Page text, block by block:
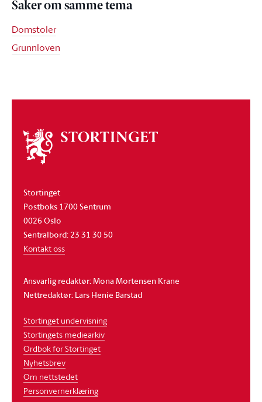
Saker om samme tema
Domstoler
Grunnloven
Om
stortinget
Stortinget
Postboks 1700 Sentrum
0026 Oslo
Sentralbord: 23 31 30 50
Kontakt oss
Ansvarlig redaktør: Mona Mortensen Krane
Nettredaktør: Lars Henie Barstad
Stortinget undervisning
Stortingets mediearkiv
Ordbok for Stortinget
Nyhetsbrev
Om nettstedet
Personvernerklæring